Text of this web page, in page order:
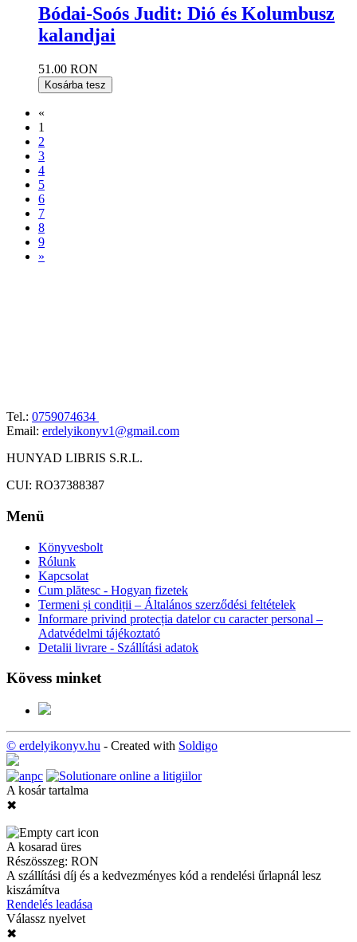
Bódai-Soós Judit: Dió és Kolumbusz
kalandjai
51.00 RON
Kosárba tesz
«
1
2
3
4
5
6
7
8
9
»
Tel.: 0759074634
Email: erdelyikonyv1@gmail.com
HUNYAD LIBRIS S.R.L.
CUI: RO37388387
Menü
Könyvesbolt
Rólunk
Kapcsolat
Cum plătesc - Hogyan fizetek
Termeni și condiții – Általános szerződési feltételek
Informare privind protecția datelor cu caracter personal –
Adatvédelmi tájékoztató
Detalii livrare - Szállítási adatok
Kövess minket
© erdelyikonyv.hu - Created with Soldigo
A kosár tartalma
✖
A kosarad üres
Részösszeg: RON
A szállítási díj és a kedvezményes kód a rendelési űrlapnál lesz
kiszámítva
Rendelés leadása
Válassz nyelvet
✖